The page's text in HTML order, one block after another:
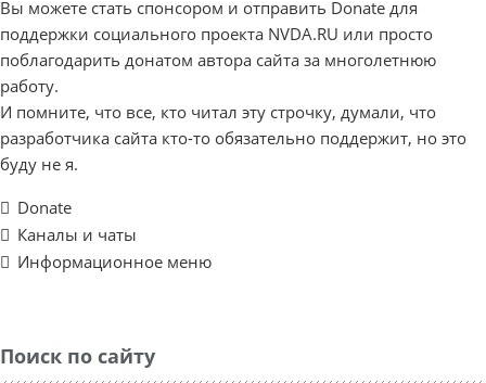
Вы можете стать спонсором и отправить Donate для
поддержки социального проекта NVDA.RU или просто
поблагодарить донатом автора сайта за многолетнюю
работу.
И помните, что все, кто читал эту строчку, думали, что
разработчика сайта кто-то обязательно поддержит, но это
буду не я.
Donate
Каналы и чаты
Информационное меню
Поиск по сайту